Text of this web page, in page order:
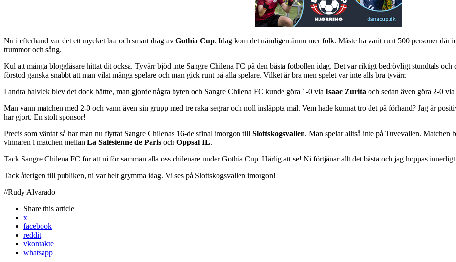
Nu i efterhand var det ett mycket bra och smart drag av Gothia Cup. Idag kom det nämligen ännu mer folk. Måste ha varit runt 500 personer där
trummor och sång.
Kul att många bloggläsare hittat dit också. Tyvärr bjöd inte Sangre Chilena FC på den bästa fotbollen idag. Det var riktigt bedrövligt stundtals
förstod ganska snabbt att man vilat många spelare och man gick runt på alla spelare. Vilket är bra men spelet var inte alls bra tyvärr.
I andra halvlek blev det dock bättre, man gjorde några byten och Sangre Chilena FC kunde göra 1-0 via Isaac Zurita och sedan även göra 2-0
Man vann matchen med 2-0 och vann även sin grupp med tre raka segrar och noll insläppta mål. Vem hade kunnat tro det på förhand? Jag är
har gjort. En stolt sponsor!
Precis som väntat så har man nu flyttat Sangre Chilenas 16-delsfinal imorgon till Slottskogsvallen. Man spelar alltså inte på Tuvevallen. Matchen
vinnaren i matchen mellan La Salésienne de Paris och Oppsal IL.
Tack Sangre Chilena FC för att ni för samman alla oss chilenare under Gothia Cup. Härlig att se! Ni förtjänar allt det bästa och jag hoppas
Tack återigen till publiken, ni var helt grymma idag. Vi ses på Slottskogsvallen imorgon!
//Rudy Alvarado
Share this article
x
facebook
reddit
vkontakte
whatsapp